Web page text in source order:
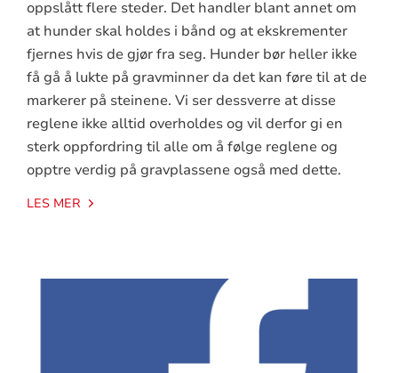
oppslått flere steder. Det handler blant annet om
at hunder skal holdes i bånd og at ekskrementer
fjernes hvis de gjør fra seg. Hunder bør heller ikke
få gå å lukte på gravminner da det kan føre til at de
markerer på steinene. Vi ser dessverre at disse
reglene ikke alltid overholdes og vil derfor gi en
sterk oppfordring til alle om å følge reglene og
opptre verdig på gravplassene også med dette.
LES MER